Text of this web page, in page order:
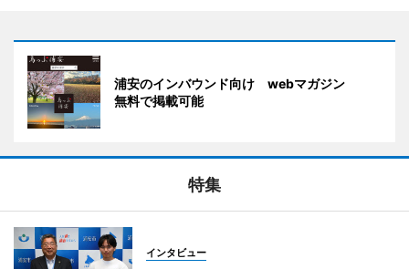
浦安のインバウンド向け webマガジン
無料で掲載可能
特集
インタビュー